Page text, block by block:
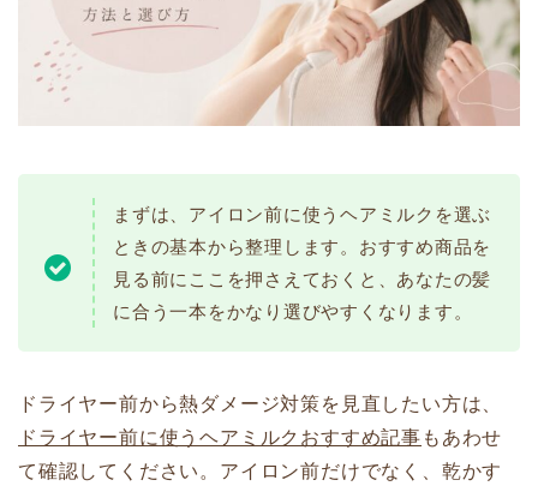
まずは、アイロン前に使うヘアミルクを選ぶ
ときの基本から整理します。おすすめ商品を
見る前にここを押さえておくと、あなたの髪
に合う一本をかなり選びやすくなります。
ドライヤー前から熱ダメージ対策を見直したい方は、
ドライヤー前に使うヘアミルクおすすめ記事 もあわせ
て確認してください。アイロン前だけでなく、乾かす